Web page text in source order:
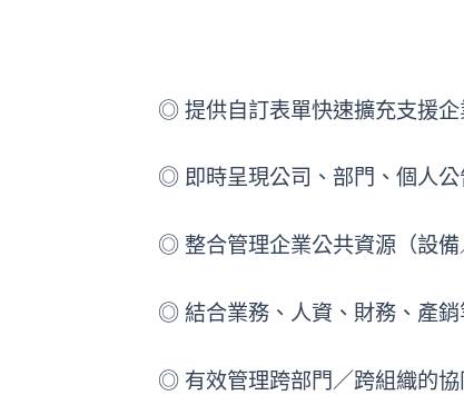
◎ 提供自訂表單快速擴充支援企
◎ 即時呈現公司、部門、個人公
◎ 整合管理企業公共資源（設
◎ 結合業務、人資、財務、產銷
◎ 有效管理跨部門／跨組織的協